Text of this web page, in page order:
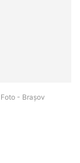
- Braşov